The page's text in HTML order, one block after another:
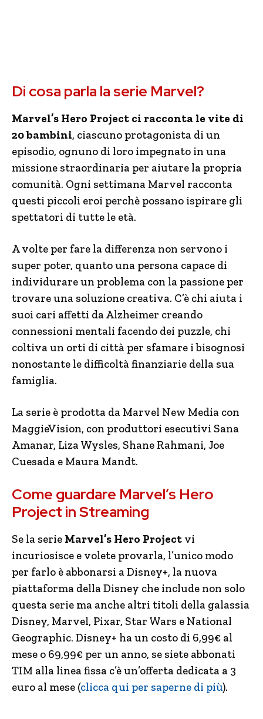
Di cosa parla la serie Marvel?
Marvel’s Hero Project ci racconta le vite di
20 bambini, ciascuno protagonista di un
episodio, ognuno di loro impegnato in una
missione straordinaria per aiutare la propria
comunità. Ogni settimana Marvel racconta
questi piccoli eroi perchè possano ispirare gli
spettatori di tutte le età.
A volte per fare la differenza non servono i
super poter, quanto una persona capace di
individurare un problema con la passione per
trovare una soluzione creativa. C’è chi aiuta i
suoi cari affetti da Alzheimer creando
connessioni mentali facendo dei puzzle, chi
coltiva un orti di città per sfamare i bisognosi
nonostante le difficoltà finanziarie della sua
famiglia.
La serie è prodotta da Marvel New Media con
MaggieVision, con produttori esecutivi Sana
Amanar, Liza Wysles, Shane Rahmani, Joe
Cuesada e Maura Mandt.
Come guardare Marvel’s Hero
Project in Streaming
Se la serie Marvel’s Hero Project vi
incuriosisce e volete provarla, l’unico modo
per farlo è abbonarsi a Disney+, la nuova
piattaforma della Disney che include non solo
questa serie ma anche altri titoli della galassia
Disney, Marvel, Pixar, Star Wars e National
Geographic. Disney+ ha un costo di 6,99€ al
mese o 69,99€ per un anno, se siete abbonati
TIM alla linea fissa c’è un’offerta dedicata a 3
euro al mese (clicca qui per saperne di più).